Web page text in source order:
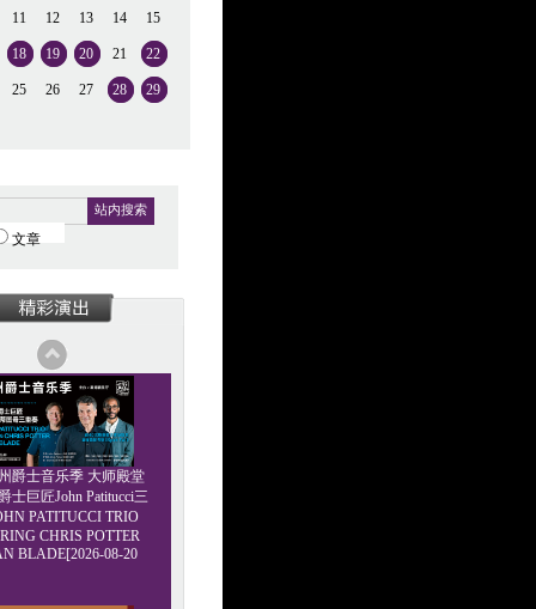
11 12 13 14 15
18 19 20 21 22
25 26 27 28 29
站内搜索
文章
爵士音乐季 大师殿堂
士巨匠John Patitucci三
PATITUCCI TRIO
CHRIS POTTER
BLADE[2026-08-20